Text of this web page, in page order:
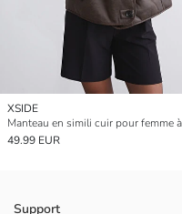
XSIDE
49.99 EUR
Support